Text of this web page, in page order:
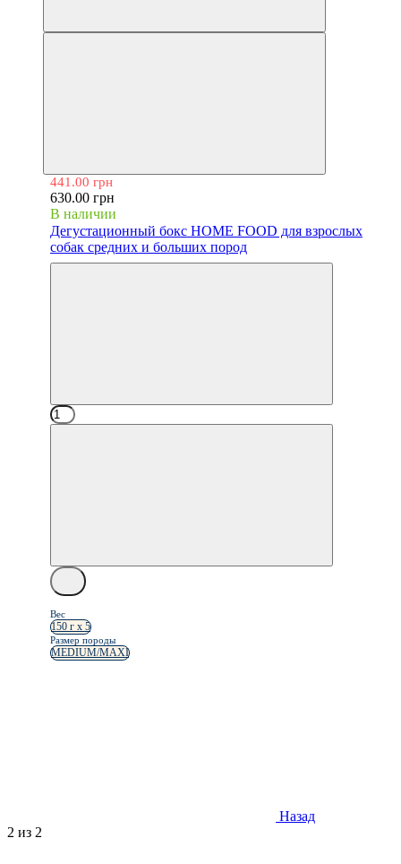
Дегустационный бокс HOME FOOD для взрослых
собак средних и больших пород
441.00 грн
630.00 грн
В наличии
Вес
150 г х 5
Размер породы
MEDIUM/MAXI
Назад
2 из 2